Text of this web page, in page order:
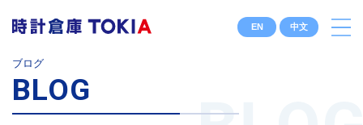
EN 中文
ブログ
BLOG